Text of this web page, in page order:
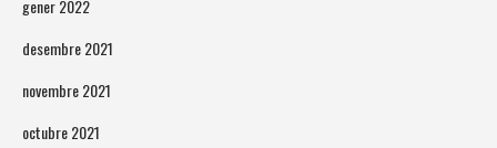
gener 2022
desembre 2021
novembre 2021
octubre 2021